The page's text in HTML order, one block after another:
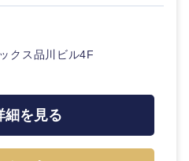
クス品川ビル4F
細を見る